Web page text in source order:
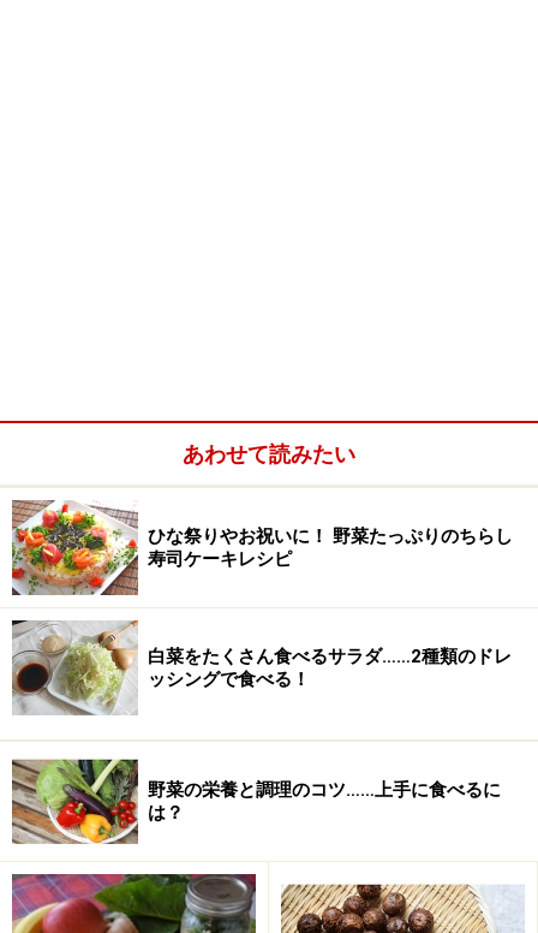
青じそたっぷりのなめろうの作り方・手順
■青じそたっぷりのなめろうの作り方
青ねぎ、青しそ、みょうが、新しょうがをみじん切りに
あわせて読みたい
ひな祭りやお祝いに！ 野菜たっぷりのちらし
寿司ケーキレシピ
白菜をたくさん食べるサラダ……2種類のドレ
ッシングで食べる！
野菜の栄養と調理のコツ……上手に食べるに
は？